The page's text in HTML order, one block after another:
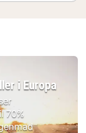
i Europa
70%